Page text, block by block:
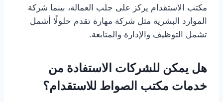
مكتب الاستقدام يركز على جلب العمالة، بينما شركة
الموارد البشرية مثل شركة مهارة تقدم حلولًا أشمل
تشمل التوظيف والإدارة والمتابعة.
هل يمكن للشركات الاستفادة من
خدمات مكتب الصواط للاستقدام؟